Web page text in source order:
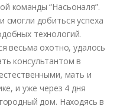
команды “Насьоналя”.
смогли добиться успеха
технологий.
весьма охотно, удалось
консультантом в
мать и
и уже через 4 дня
дом. Находясь в